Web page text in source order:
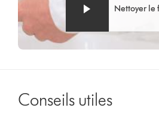
Nettoyer le
Conseils utiles